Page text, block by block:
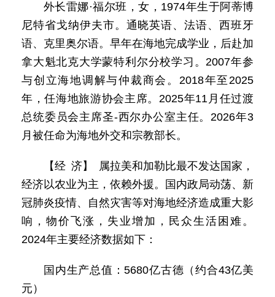
外长雷娜·福尔班，女，1974年生于阿蒂博
尼特省戈纳伊夫市。通晓英语、法语、西班牙
语、克里奥尔语。早年在海地完成学业，后赴加
拿大魁北克大学蒙特利尔分校学习。2007年参
与创立海地调解与仲裁商会。2018年至2025
年，任海地旅游协会主席。2025年11月任过渡
总统委员会主席圣-西尔办公室主任。2026年3
月被任命为海地外交和宗教部长。
【经 济】 属拉美和加勒比最不发达国家，
经济以农业为主，依赖外援。国内政局动荡、新
冠肺炎疫情、自然灾害等对海地经济造成重大影
响，物价飞涨，失业增加，民众生活困难。
2024年主要经济数据如下：
国内生产总值：5680亿古德（约合43亿美
元）